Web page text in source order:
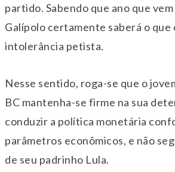
partido. Sabendo que ano que
Galípolo certamente saberá o que
intolerância petista.
Nesse sentido, roga-se que o
BC mantenha-se firme na sua
conduzir a política monetária
parâmetros econômicos, e não
de seu padrinho Lula.